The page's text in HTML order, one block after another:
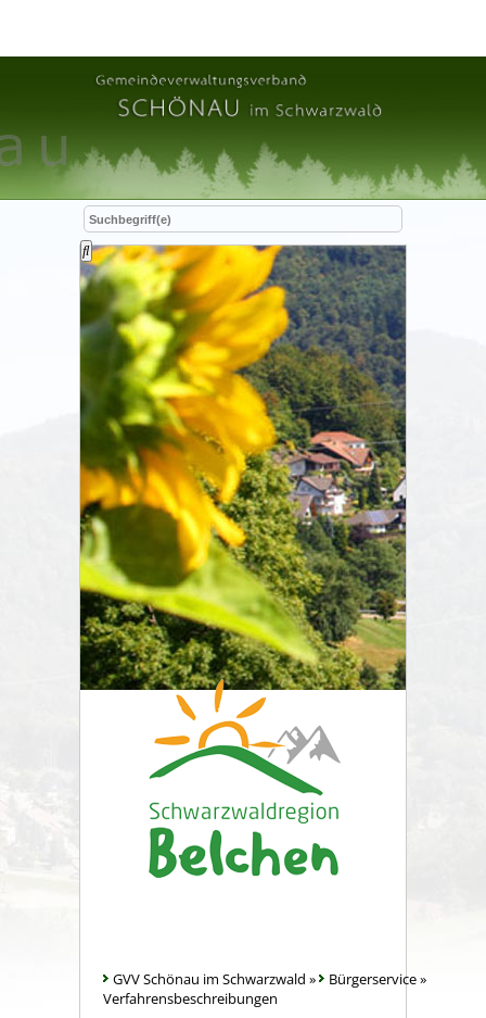
GVV Schönau im Schwarzwald » Bürgerservice»
Verfahrensbeschreibungen